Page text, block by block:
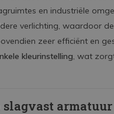
en industriële
verlichting, waardoor
zeer efficiënt en
kleurinstelling, wat
slagvast armatuur